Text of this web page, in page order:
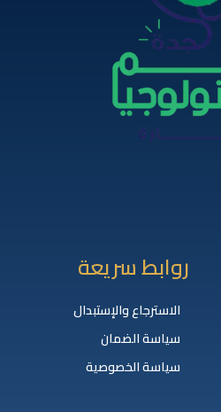
روابط سريعة
الاسترجاع والإستبدال
سياسة الضمان
سياسة الخصوصية